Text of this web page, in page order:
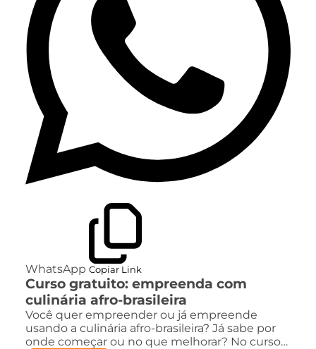
WhatsApp Copiar Link
Curso gratuito: empreenda com
culinária afro-brasileira
Você quer empreender ou já empreende
usando a culinária afro-brasileira? Já sabe por
onde começar ou no que melhorar? No curso…